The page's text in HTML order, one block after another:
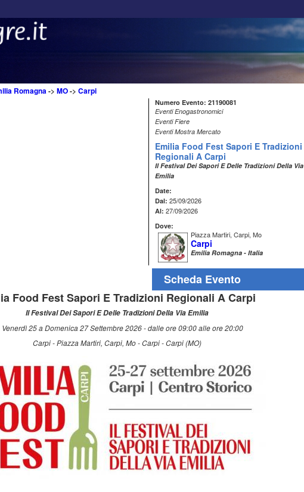
Romagna-> MO-> Carpi
Numero Evento: 21190081
Eventi Enogastronomici
Eventi Fiere
Eventi Mostra Mercato
Emilia Food Fest Sapori E Tradizioni
Regionali A Carpi
Il Festival Dei Sapori E Delle Tradizioni Della Via
Emilia
Date:
Dal: 25/09/2026
Al: 27/09/2026
Dove:
Piazza Martiri, Carpi, Mo
Carpi
Emilia Romagna - Italia
Scheda Evento
Food Fest Sapori E Tradizioni Regionali A Carpi
Il Festival Dei Sapori E Delle Tradizioni Della Via Emilia
Venerdì 25 a Domenica 27 Settembre 2026 - dalle ore 09:00 alle ore 20:00
Carpi - Piazza Martiri, Carpi, Mo - Carpi - Carpi (MO)